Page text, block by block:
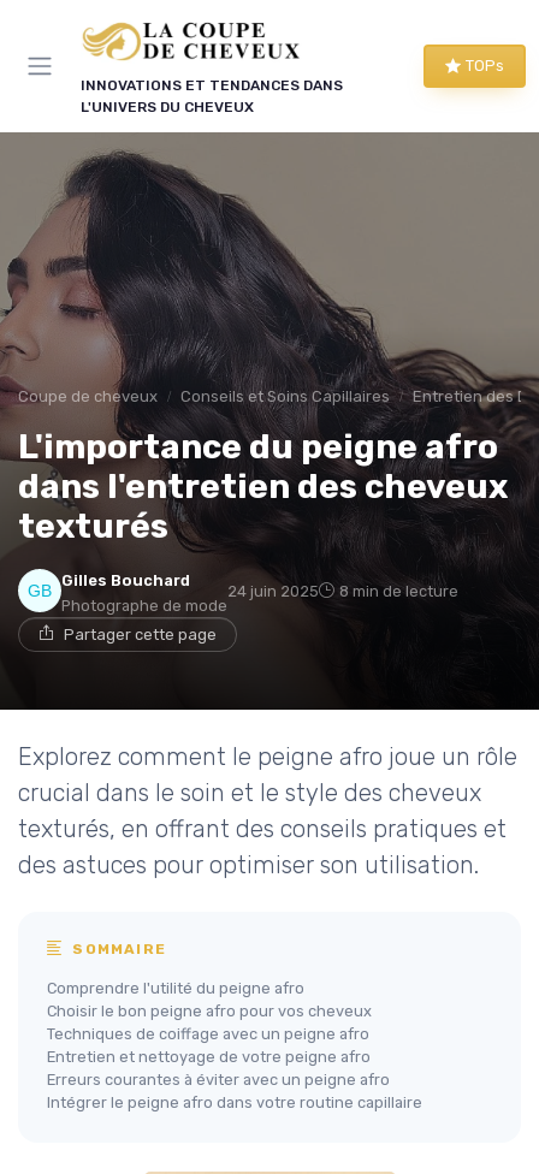
INNOVATIONS ET TENDANCES DANS
L'UNIVERS DU CHEVEUX
TOPs
Coupe de cheveux Conseils et Soins Capillaires Entretien des
L'importance du peigne afro
dans l'entretien des cheveux
texturés
Gilles Bouchard
Photographe de mode
24 juin 2025 8 min de lecture
Partager cette page
Explorez comment le peigne afro joue un rôle
crucial dans le soin et le style des cheveux
texturés, en offrant des conseils pratiques et
des astuces pour optimiser son utilisation.
SOMMAIRE
Comprendre l'utilité du peigne afro
Choisir le bon peigne afro pour vos cheveux
Techniques de coiffage avec un peigne afro
Entretien et nettoyage de votre peigne afro
Erreurs courantes à éviter avec un peigne afro
Intégrer le peigne afro dans votre routine capillaire